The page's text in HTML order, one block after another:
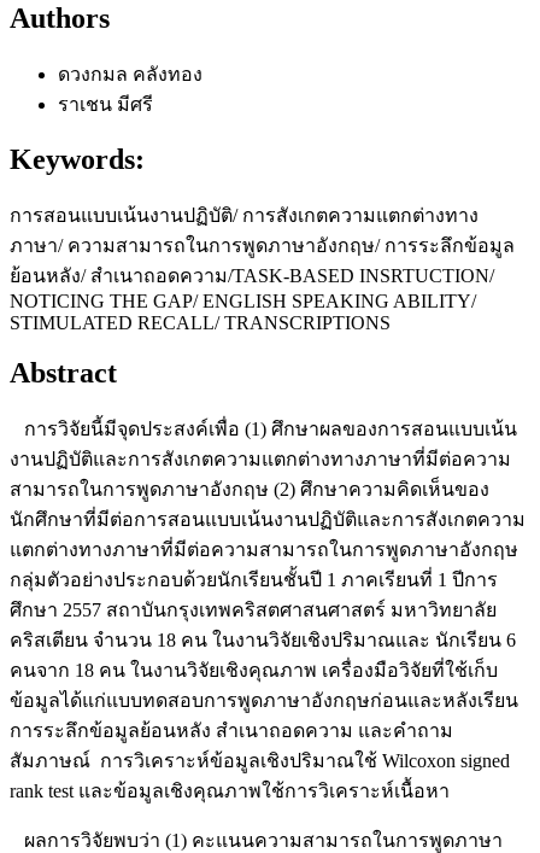
Authors
ดวงกมล คลังทอง
ราเชน มีศรี
Keywords:
การสอนแบบเน้นงานปฏิบัติ/ การสังเกตความแตกต่างทาง
ภาษา/ ความสามารถในการพูดภาษาอังกฤษ/ การระลึกข้อมูล
ย้อนหลัง/ สำเนาถอดความ/TASK-BASED INSRTUCTION/
NOTICING THE GAP/ ENGLISH SPEAKING ABILITY/
STIMULATED RECALL/ TRANSCRIPTIONS
Abstract
การวิจัยนี้มีจุดประสงค์เพื่อ (1) ศึกษาผลของการสอนแบบเน้น
งานปฏิบัติและการสังเกตความแตกต่างทางภาษาที่มีต่อความ
สามารถในการพูดภาษาอังกฤษ (2) ศึกษาความคิดเห็นของ
นักศึกษาที่มีต่อการสอนแบบเน้นงานปฏิบัติและการสังเกตความ
แตกต่างทางภาษาที่มีต่อความสามารถในการพูดภาษาอังกฤษ
กลุ่มตัวอย่างประกอบด้วยนักเรียนชั้นปี 1 ภาคเรียนที่ 1 ปีการ
ศึกษา 2557 สถาบันกรุงเทพคริสตศาสนศาสตร์ มหาวิทยาลัย
คริสเตียน จำนวน 18 คน ในงานวิจัยเชิงปริมาณและ นักเรียน 6
คนจาก 18 คน ในงานวิจัยเชิงคุณภาพ เครื่องมือวิจัยที่ใช้เก็บ
ข้อมูลได้แก่แบบทดสอบการพูดภาษาอังกฤษก่อนและหลังเรียน
การระลึกข้อมูลย้อนหลัง สำเนาถอดความ และคำถาม
สัมภาษณ์ การวิเคราะห์ข้อมูลเชิงปริมาณใช้ Wilcoxon signed
rank test และข้อมูลเชิงคุณภาพใช้การวิเคราะห์เนื้อหา
ผลการวิจัยพบว่า (1) คะแนนความสามารถในการพูดภาษา